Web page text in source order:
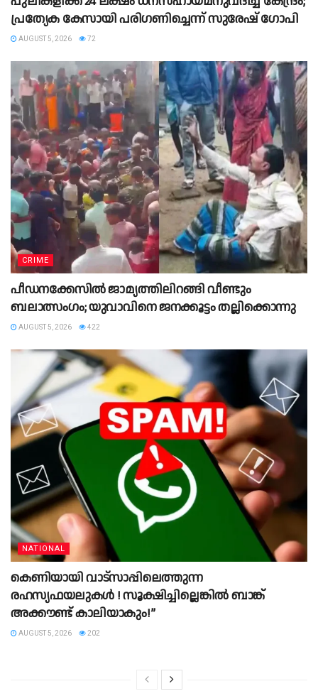
പ്രത്യേക കേസായി പരിഗണിച്ചെന്ന് സുരേഷ് ഗോപി
AUGUST 5, 2026 72
CRIME
പീഡനക്കേസിൽ ജാമ്യത്തിലിറങ്ങി വീണ്ടും
ബലാത്സംഗം; യുവാവിനെ ജനക്കൂട്ടം തല്ലിക്കൊന്നു
AUGUST 5, 2026 422
NATIONAL
കെണിയായി വാട്സാപ്പിലെത്തുന്ന
രഹസ്യഫയലുകൾ ! സൂക്ഷിച്ചില്ലെങ്കിൽ ബാങ്ക്
അക്കൗണ്ട് കാലിയാകും!”
AUGUST 5, 2026 202